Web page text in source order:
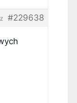
#229638